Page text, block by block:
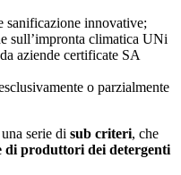
sanificazione innovative;
sull’impronta climatica UNi
aziende certificate SA
o parzialmente
serie di sub criteri, che
di produttori dei detergenti